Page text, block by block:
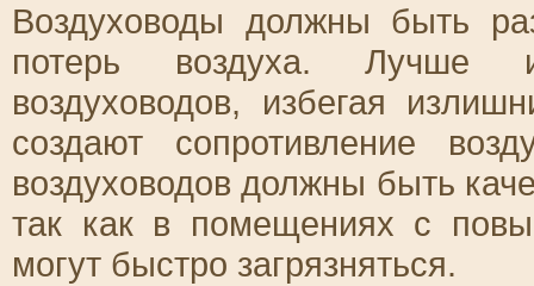
Воздуховоды должны быть
потерь воздуха. Лучше
воздуховодов, избегая
создают сопротивление
воздуховодов должны быть
так как в помещениях с
могут быстро загрязняться.